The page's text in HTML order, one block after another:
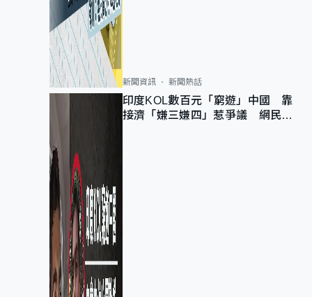
新聞資訊 新聞熱話
印度KOL數百元「窮遊」中國 靠
接濟「嫌三嫌四」惹爭議 網民：